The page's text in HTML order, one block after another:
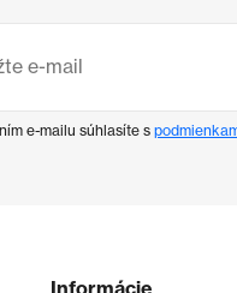
e-mailu súhlasíte s
Informácie